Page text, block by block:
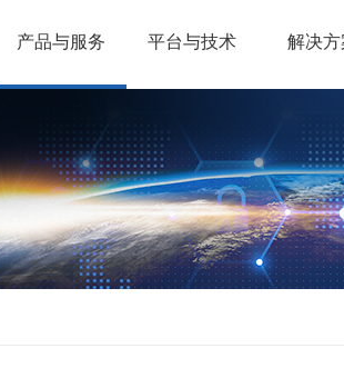
产品与服务 平台与技术 解决方